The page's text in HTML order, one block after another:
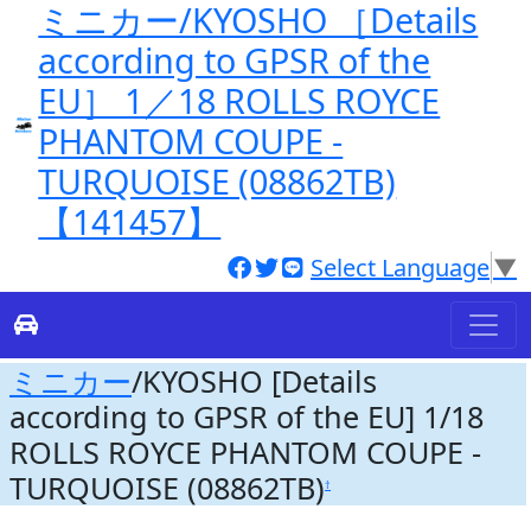
ミニカー/KYOSHO ［Details
according to GPSR of the
EU］ 1／18 ROLLS ROYCE
PHANTOM COUPE -
TURQUOISE (08862TB)
【141457】
Select Language▼
ミニカー/KYOSHO [Details
according to GPSR of the EU] 1/18
ROLLS ROYCE PHANTOM COUPE -
TURQUOISE (08862TB)†